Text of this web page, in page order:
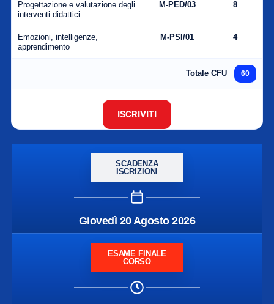
Progettazione e valutazione degli
interventi didattici
M-PED/03 8
Emozioni, intelligenze,
apprendimento
M-PSI/01 4
Totale CFU 60
ISCRIVITI
SCADENZA
ISCRIZIONI
Giovedì 20 Agosto 2026
ESAME FINALE
CORSO